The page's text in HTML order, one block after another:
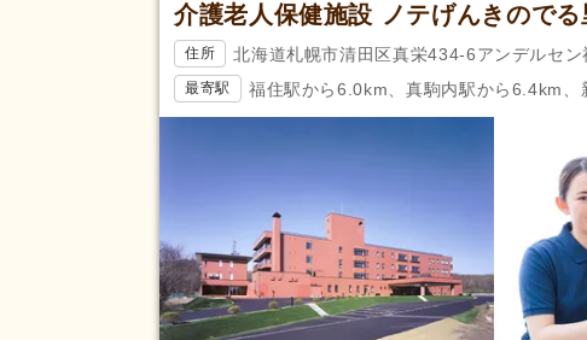
介護老人保健施設 ノテげんきのでる
住所 北海道札幌市清田区真栄434-6アンデルセン
最寄駅 福住駅から6.0km、真駒内駅から6.4km、